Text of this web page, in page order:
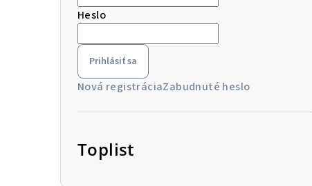
Heslo
Prihlásiť sa
Nová registráciaZabudnuté heslo
Toplist